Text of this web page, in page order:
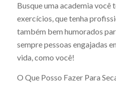
Busque uma academia você
exercícios, que tenha
também bem humorados
sempre pessoas engajadas
vida, como você!
O Que Posso Fazer Para